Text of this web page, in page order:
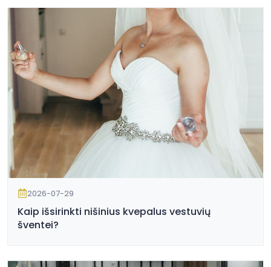
2026-07-29
Kaip išsirinkti nišinius kvepalus vestuvių
šventei?